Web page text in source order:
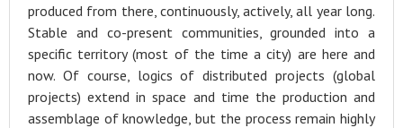
produced from there, continuously, actively, all year long.
Stable and co-present communities, grounded into a
specific territory (most of the time a city) are here and
now. Of course, logics of distributed projects (global
projects) extend in space and time the production and
assemblage of knowledge, but the process remain highly